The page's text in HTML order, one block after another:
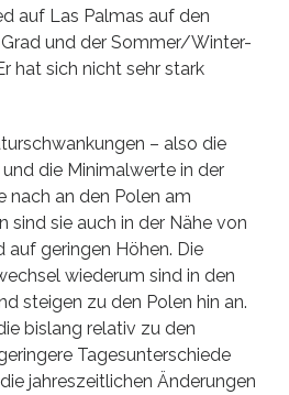
auf Las Palmas auf den
Grad und der Sommer/Winter-
hat sich nicht sehr stark
– also die
die Minimalwerte in der
nach an den Polen am
sind sie auch in der Nähe von
auf geringen Höhen. Die
wiederum sind in den
steigen zu den Polen hin an.
bislang relativ zu den
Tagesunterschiede
jahreszeitlichen Änderungen